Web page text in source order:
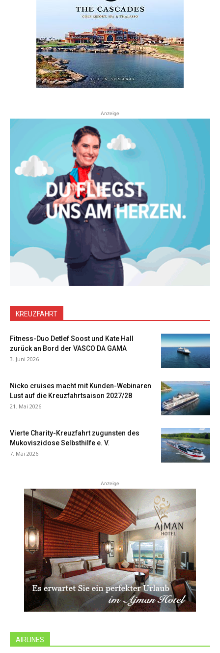
Anzeige
KREUZFAHRT
Fitness-Duo Detlef Soost und Kate Hall
zurück an Bord der VASCO DA GAMA
3. Juni 2026
Nicko cruises macht mit Kunden-Webinaren
Lust auf die Kreuzfahrtsaison 2027/28
21. Mai 2026
Vierte Charity-Kreuzfahrt zugunsten des
Mukoviszidose Selbsthilfe e. V.
7. Mai 2026
Anzeige
AIRLINES